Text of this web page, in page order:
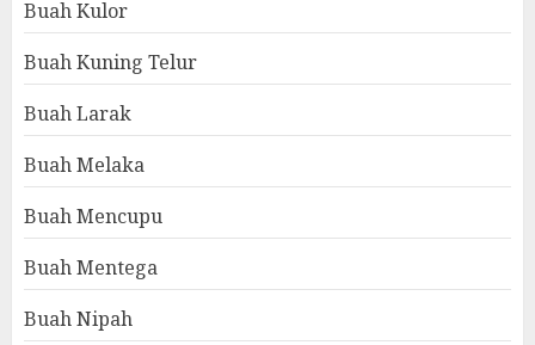
Buah Kulor
Buah Kuning Telur
Buah Larak
Buah Melaka
Buah Mencupu
Buah Mentega
Buah Nipah